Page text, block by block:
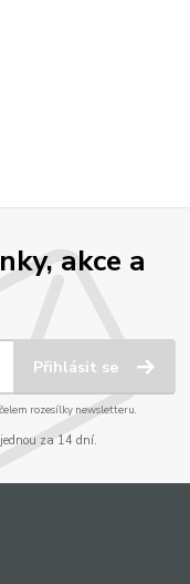
akce a
Přihlásit se
rozesílky newsletteru.
za 14 dní.